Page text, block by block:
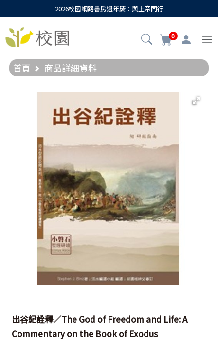
2026校園網路書房週年慶：與上帝同行
0
首頁 商品詳細資料
出谷紀詮釋／The God of Freedom and Life: A
Commentary on the Book of Exodus